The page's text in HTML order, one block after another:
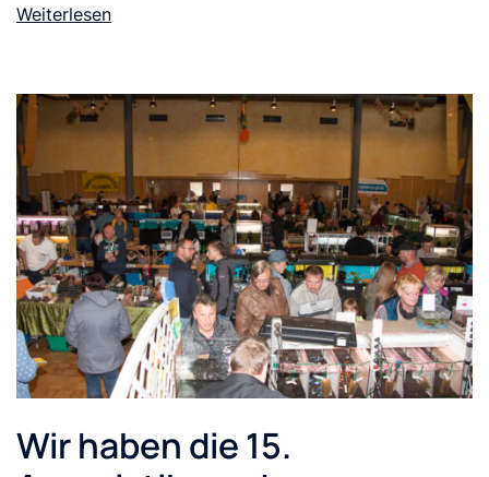
Weiterlesen
Wir haben die 15.